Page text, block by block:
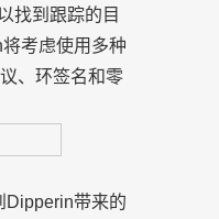
找到跟踪的目
考虑使用多种
、环签名和零
Dipperin带来的